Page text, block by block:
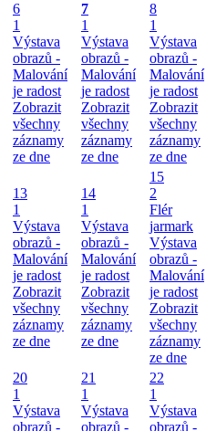
6
1
Výstava
obrazů -
Malování
je radost
Zobrazit
všechny
záznamy
ze dne
7
1
Výstava
obrazů -
Malování
je radost
Zobrazit
všechny
záznamy
ze dne
8
1
Výstava
obrazů -
Malování
je radost
Zobrazit
všechny
záznamy
ze dne
13
1
Výstava
obrazů -
Malování
je radost
Zobrazit
všechny
záznamy
ze dne
14
1
Výstava
obrazů -
Malování
je radost
Zobrazit
všechny
záznamy
ze dne
15
2
Flér
jarmark
Výstava
obrazů -
Malování
je radost
Zobrazit
všechny
záznamy
ze dne
20
1
Výstava
obrazů -
21
1
Výstava
obrazů -
22
1
Výstava
obrazů -